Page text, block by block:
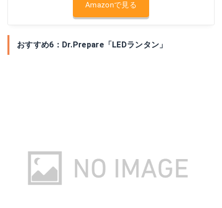
Amazonで見る
おすすめ6：Dr.Prepare「LEDランタン」